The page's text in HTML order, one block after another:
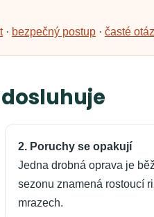
· bezpečný postup · časté
2. Poruchy se opakují
Jedna drobná oprava je
sezonu znamená rostoucí
mrazech.